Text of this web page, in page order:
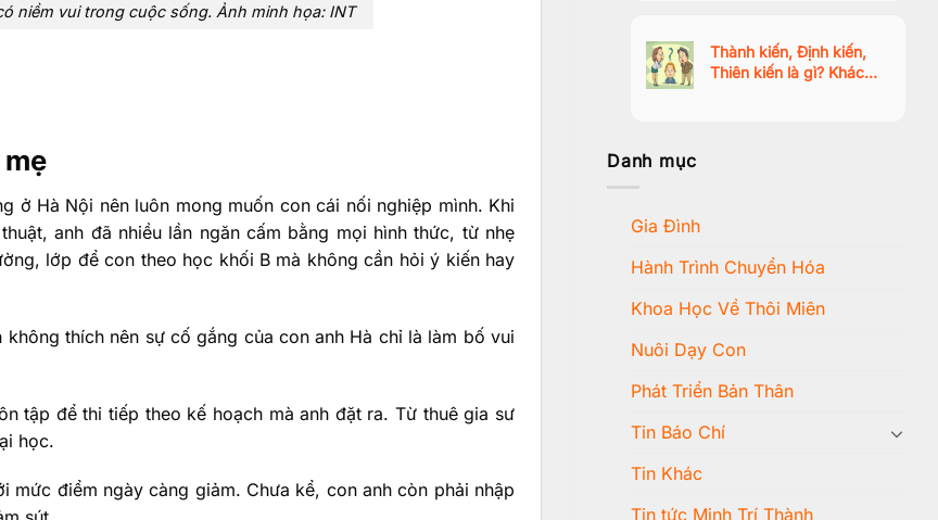
niềm vui trong cuộc sống. Ảnh minh họa: INT
ở Hà Nội nên luôn mong muốn con cái nối nghiệp mình. Khi
anh đã nhiều lần ngăn cấm bằng mọi hình thức, từ nhẹ
lớp để con theo học khối B mà không cần hỏi ý kiến hay
thích nên sự cố gắng của con anh Hà chỉ là làm bố vui
tập để thi tiếp theo kế hoạch mà anh đặt ra. Từ thuê gia sư
học.
điểm ngày càng giảm. Chưa kể, con anh còn phải nhập
Thành kiến, Định kiến,
Thiên kiến là gì? Khác
Danh mục
Gia Đình
Hành Trình Chuyển Hóa
Khoa Học Về Thôi Miên
Nuôi Dạy Con
Phát Triển Bản Thân
Tin Báo Chí
Tin Khác
Tin tức Minh Trí Thành